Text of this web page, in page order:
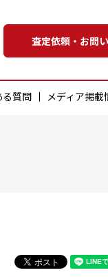
る質問 メディア掲載
査定依頼・お問